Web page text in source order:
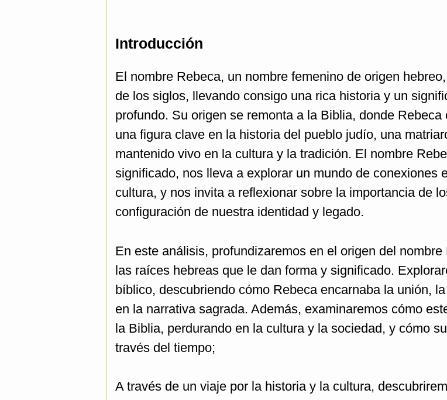
Introducción
El nombre Rebeca, un nombre femenino de origen
de los siglos, llevando consigo una rica historia y un
profundo. Su origen se remonta a la Biblia, donde Rebeca
una figura clave en la historia del pueblo judío, una
mantenido vivo en la cultura y la tradición. El nombre
significado, nos lleva a explorar un mundo de conexiones
cultura, y nos invita a reflexionar sobre la importancia de
configuración de nuestra identidad y legado.
En este análisis, profundizaremos en el origen del
las raíces hebreas que le dan forma y significado.
bíblico, descubriendo cómo Rebeca encarnaba la unión,
en la narrativa sagrada. Además, examinaremos cómo
la Biblia, perdurando en la cultura y la sociedad, y cómo
través del tiempo;
A través de un viaje por la historia y la cultura,